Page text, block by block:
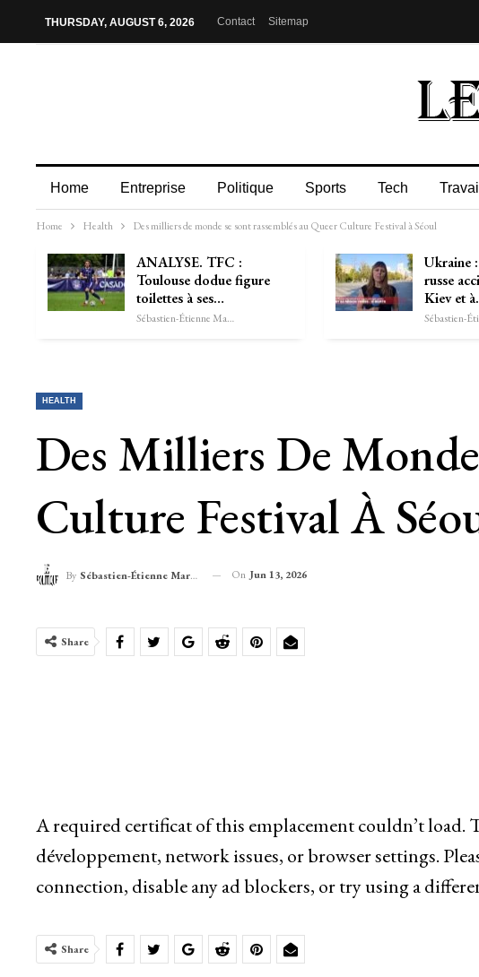
THURSDAY, AUGUST 6, 2026 Contact Sitemap
Home Entreprise Politique Sports Tech Travail
Home Health Des milliers de monde se sont rassemblés au Queer Culture Festival à Séoul
ANALYSE. TFC :
Toulouse dodue figure
toilettes à ses…
Sébastien-Étienne Marechal
Ukraine
russe
Kiev et
HEALTH
Des Milliers De
Culture Festival À
By Sébastien-Étienne Marechal On Jun 13, 2026
Share
A required certificat of this emplacement couldn’t load.
développement, network issues, or browser settings.
connection, disable any ad blockers, or try using a
Share